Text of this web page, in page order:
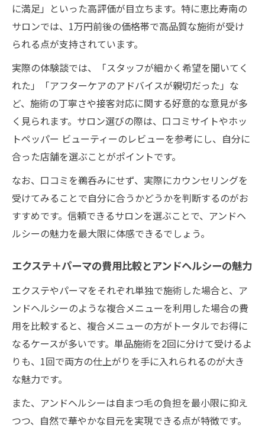
に満足」といった高評価が目立ちます。特に恵比寿南の
サロンでは、1万円前後の価格帯で高品質な施術が受け
られる点が支持されています。
実際の体験談では、「スタッフが細かく希望を聞いてく
れた」「アフターケアのアドバイスが親切だった」な
ど、施術の丁寧さや接客対応に関する好意的な意見が多
く見られます。サロン選びの際は、口コミサイトやホッ
トペッパー ビューティーのレビューを参考にし、自分に
合った店舗を選ぶことがポイントです。
なお、口コミを鵜呑みにせず、実際にカウンセリングを
受けてみることで自分に合うかどうかを判断するのがお
すすめです。信頼できるサロンを選ぶことで、アンドヘ
ルシーの魅力を最大限に体感できるでしょう。
エクステ＋パーマの費用比較とアンドヘルシーの魅力
エクステやパーマをそれぞれ単独で施術した場合と、ア
ンドヘルシーのような複合メニューを利用した場合の費
用を比較すると、複合メニューの方がトータルでお得に
なるケースが多いです。単品施術を2回に分けて受けるよ
りも、1回で両方の仕上がりを手に入れられるのが大き
な魅力です。
また、アンドヘルシーは自まつ毛の負担を最小限に抑え
つつ、自然で華やかな目元を実現できる点が特徴です。